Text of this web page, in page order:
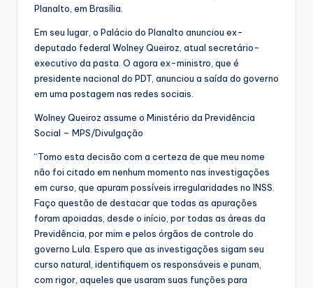
Planalto, em Brasília.
Em seu lugar, o Palácio do Planalto anunciou ex-
deputado federal Wolney Queiroz, atual secretário-
executivo da pasta. O agora ex-ministro, que é
presidente nacional do PDT, anunciou a saída do governo
em uma postagem nas redes sociais.
Wolney Queiroz assume o Ministério da Previdência
Social – MPS/Divulgação
“Tomo esta decisão com a certeza de que meu nome
não foi citado em nenhum momento nas investigações
em curso, que apuram possíveis irregularidades no INSS.
Faço questão de destacar que todas as apurações
foram apoiadas, desde o início, por todas as áreas da
Previdência, por mim e pelos órgãos de controle do
governo Lula. Espero que as investigações sigam seu
curso natural, identifiquem os responsáveis e punam,
com rigor, aqueles que usaram suas funções para